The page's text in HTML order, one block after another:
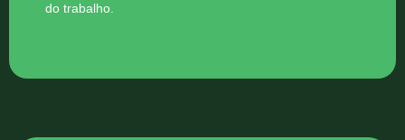
do trabalho.